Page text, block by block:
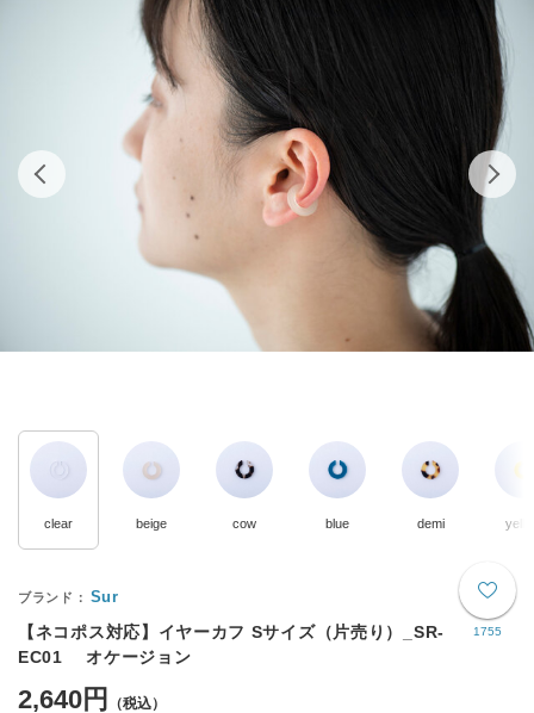
clear beige cow blue demi
1755
Sur
【ネコポス対応】イヤーカフ Sサイズ（片売り）_SR-
EC01 オケージョン
2,640円